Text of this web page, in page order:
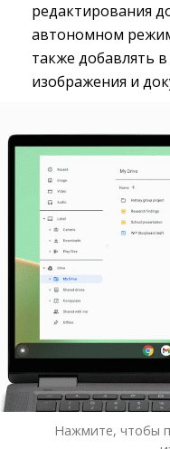
редактирования
автономном
также добавлять
изображения и
Нажмите, чтобы